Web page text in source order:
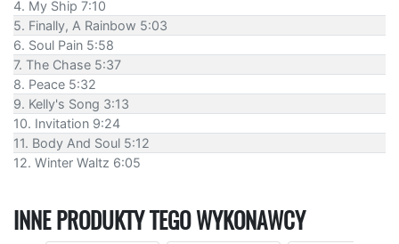
4. My Ship 7:10
5. Finally, A Rainbow 5:03
6. Soul Pain 5:58
7. The Chase 5:37
8. Peace 5:32
9. Kelly's Song 3:13
10. Invitation 9:24
11. Body And Soul 5:12
12. Winter Waltz 6:05
INNE PRODUKTY TEGO WYKONAWCY